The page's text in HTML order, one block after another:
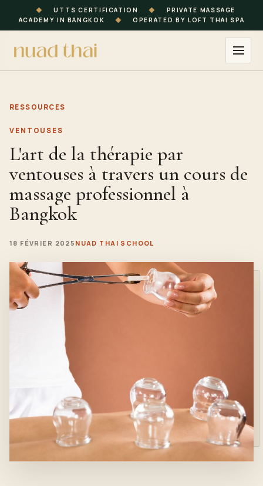
◆ UTTS CERTIFICATION ◆
PRIVATE MASSAGE
ACADEMY IN BANGKOK
◆ OPERATED BY LOFT THAI SPA
RESSOURCES
VENTOUSES
L'art de la thérapie par
ventouses à travers un cours de
massage professionnel à
Bangkok
18 FÉVRIER 2025 NUAD THAI SCHOOL